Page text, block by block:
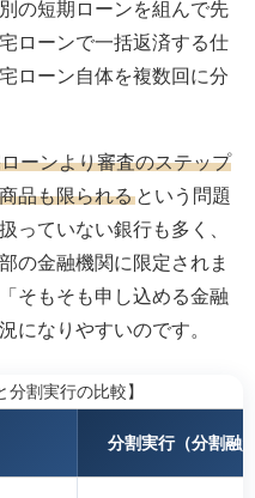
の短期ローンを組んで先
ローンで一括返済する仕
ローン自体を複数回に分
ーンより審査のステップ
品も限られる という問題
っていない銀行も多く、
の金融機関に限定されま
そもそも申し込める金融
になりやすいのです。
分割実行の比較】
分割実行（分割融